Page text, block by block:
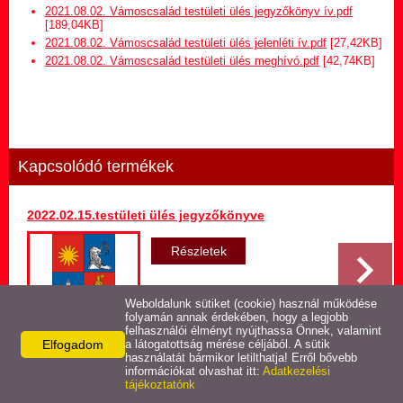
Hirdetmény termőföld
bérletére
Települési Arculati
Képviselő-testületi ülések
Egészségügyi ellátás
Egyéb szolgáltatások
Látnivalók
2021.08.02. Vámoscsalád testületi ülés jegyzőkönyv ív.pdf
[189,04KB]
2021.08.02. Vámoscsalád testületi ülés jelenléti ív.pdf [27,42KB]
2021.08.02. Vámoscsalád testületi ülés meghívó.pdf [42,74KB]
Kapcsolódó termékek
2022.02.15.testületi ülés jegyzőkönyve
Részletek
Vissza az előző oldalra!
Elfogadom
Weboldalunk sütiket (cookie) használ működése
folyamán annak érdekében, hogy a legjobb
felhasználói élményt nyújthassa Önnek, valamint
a látogatottság mérése céljából. A sütik
használatát bármikor letilthatja! Erről bővebb
információkat olvashat itt: Adatkezelési
tájékoztatónk